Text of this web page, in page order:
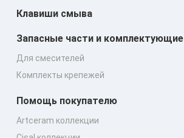
Клавиши смыва
Запасные части и комплектующие
Для смесителей
Комплекты крепежей
Помощь покупателю
Artceram коллекции